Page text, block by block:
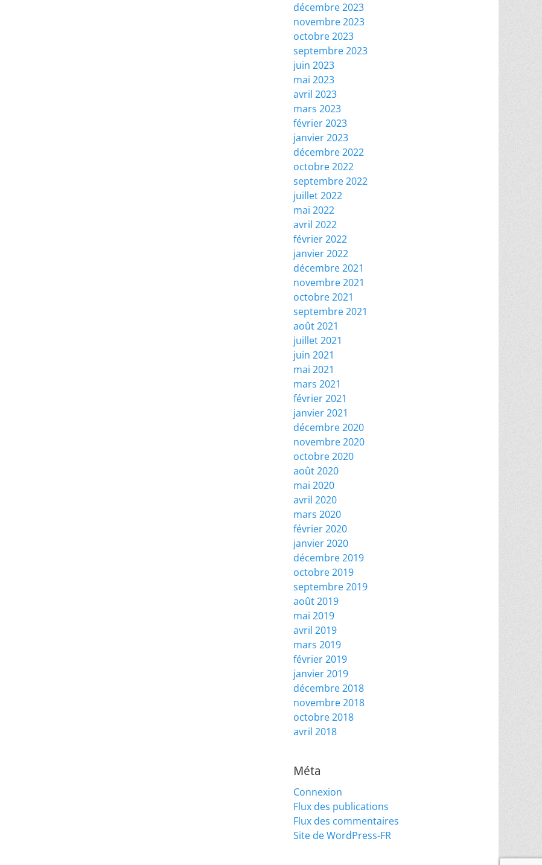
décembre 2023
novembre 2023
octobre 2023
septembre 2023
juin 2023
mai 2023
avril 2023
mars 2023
février 2023
janvier 2023
décembre 2022
octobre 2022
septembre 2022
juillet 2022
mai 2022
avril 2022
février 2022
janvier 2022
décembre 2021
novembre 2021
octobre 2021
septembre 2021
août 2021
juillet 2021
juin 2021
mai 2021
mars 2021
février 2021
janvier 2021
décembre 2020
novembre 2020
octobre 2020
août 2020
mai 2020
avril 2020
mars 2020
février 2020
janvier 2020
décembre 2019
octobre 2019
septembre 2019
août 2019
mai 2019
avril 2019
mars 2019
février 2019
janvier 2019
décembre 2018
novembre 2018
octobre 2018
avril 2018
Méta
Connexion
Flux des publications
Flux des commentaires
Site de WordPress-FR